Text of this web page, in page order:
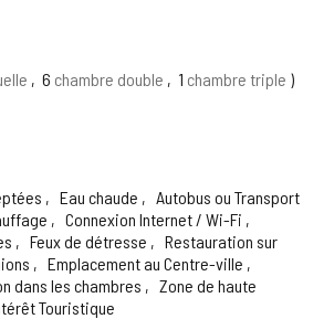
6 chambre double 1 chambre triple
Eau chaude
Autobus ou Transport
Connexion Internet / Wi-Fi
Feux de détresse
Restauration sur
Emplacement au Centre-ville
dans les chambres
Zone de haute
Touristique